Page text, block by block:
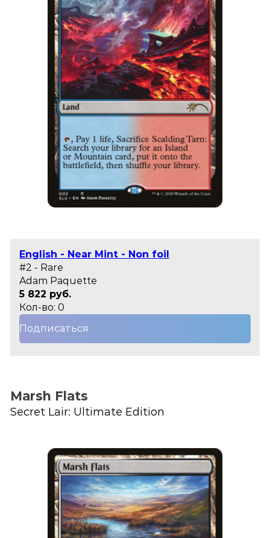
English - Near Mint - Non foil
#2 - Rare
Adam Paquette
5 822 руб.
Кол-во: 0
Подписаться
Marsh Flats
Secret Lair: Ultimate Edition